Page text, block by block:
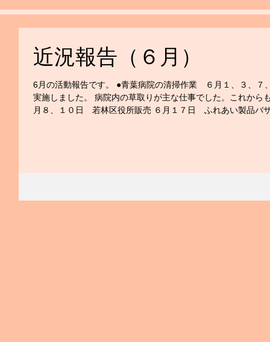
近況報告（６月）
6月の活動報告です。 ●青葉病院の清掃作業 ６月１、３、７
実施しました。 病院内の草取りが主な仕事でした。これか
月８、１０日 若林区役所販売 ６月１７日 ふれあい製品バ